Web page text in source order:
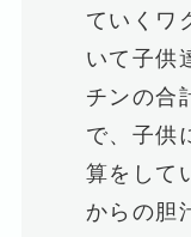
ていくワ
いて子供
チンの合
で、子供
算をして
からの胆